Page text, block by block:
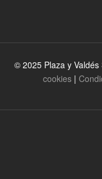
© 2025 Plaza y Valdés
cookies |